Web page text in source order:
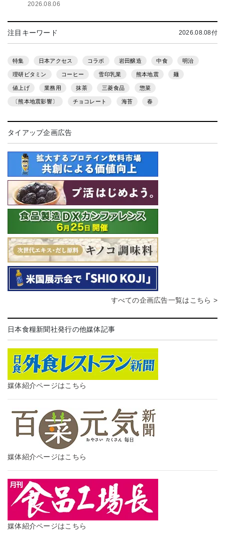
2026.08.06
注目キーワード 2026.08.08付
特集 日本アクセス コラボ 岩田醸造 中食 明治
理研ビタミン コーヒー 雪印乳業 熊本地震 麺
値上げ 業務用 抹茶 三菱食品 惣菜
〔熊本地震影響〕 チョコレート 海苔 春
タイアップ企画広告
すべての企画広告一覧はこちら >
日本食糧新聞社発行の他媒体記事
媒体紹介ページはこちら
媒体紹介ページはこちら
媒体紹介ページはこちら